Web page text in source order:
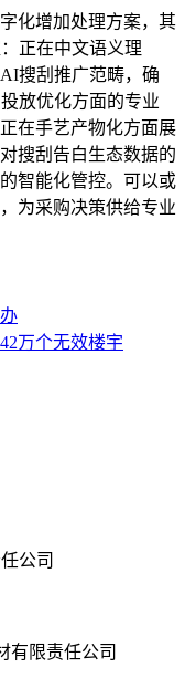
化增加处理方案，其
正在中文语义理
搜刮推广范畴，确
放优化方面的专业
在手艺产物化方面展
搜刮告白生态数据的
智能化管控。可以或
为采购决策供给专业
万个无效楼宇
有限责任公司